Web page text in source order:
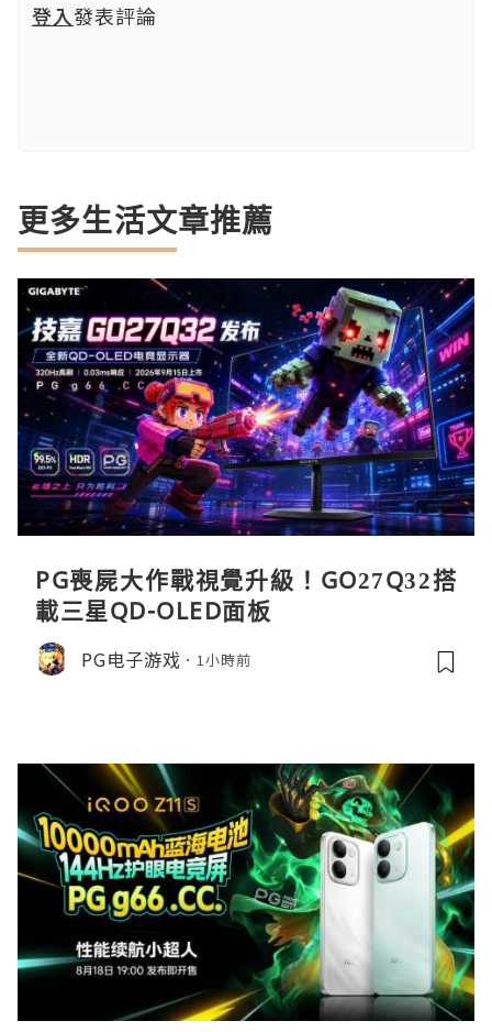
登入發表評論
更多生活文章推薦
PG喪屍大作戰視覺升級！GO27Q32搭
載三星QD-OLED面板
PG电子游戏 1小時前